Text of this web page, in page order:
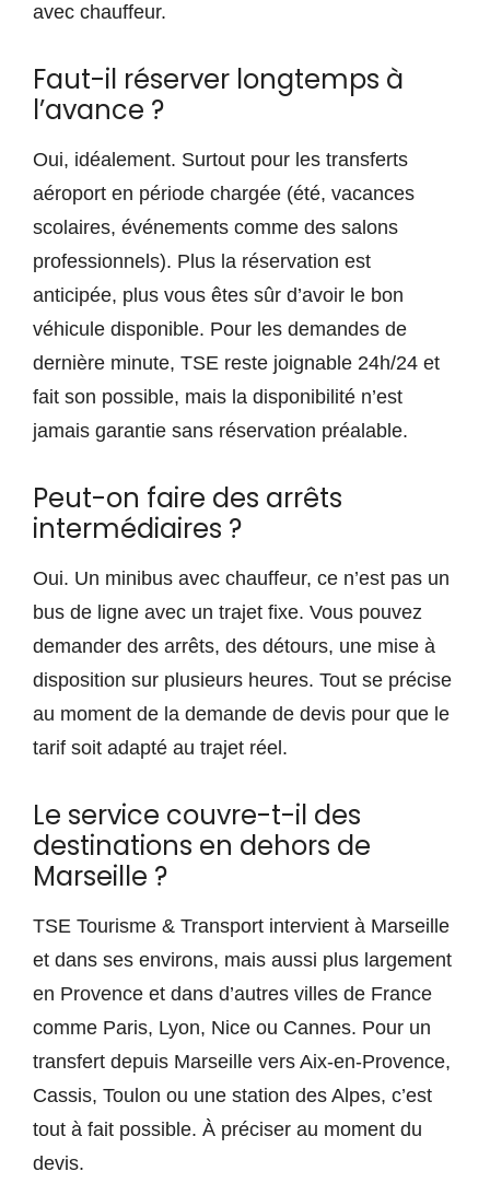
avec chauffeur.
Faut-il réserver longtemps à
l’avance ?
Oui, idéalement. Surtout pour les transferts
aéroport en période chargée (été, vacances
scolaires, événements comme des salons
professionnels). Plus la réservation est
anticipée, plus vous êtes sûr d’avoir le bon
véhicule disponible. Pour les demandes de
dernière minute, TSE reste joignable 24h/24 et
fait son possible, mais la disponibilité n’est
jamais garantie sans réservation préalable.
Peut-on faire des arrêts
intermédiaires ?
Oui. Un minibus avec chauffeur, ce n’est pas un
bus de ligne avec un trajet fixe. Vous pouvez
demander des arrêts, des détours, une mise à
disposition sur plusieurs heures. Tout se précise
au moment de la demande de devis pour que le
tarif soit adapté au trajet réel.
Le service couvre-t-il des
destinations en dehors de
Marseille ?
TSE Tourisme & Transport intervient à Marseille
et dans ses environs, mais aussi plus largement
en Provence et dans d’autres villes de France
comme Paris, Lyon, Nice ou Cannes. Pour un
transfert depuis Marseille vers Aix-en-Provence,
Cassis, Toulon ou une station des Alpes, c’est
tout à fait possible. À préciser au moment du
devis.